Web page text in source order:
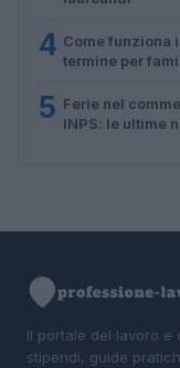
4 Come funziona
termine per
5 Ferie nel
INPS: le ultime
Il portale del lavoro e
stipendi, guide